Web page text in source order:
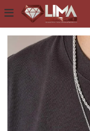
Todo site até 6X s/
ACESSÓRIOS